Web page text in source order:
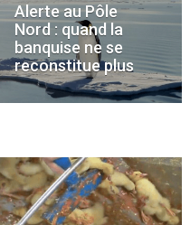
Alerte au Pôle
Nord : quand la
banquise ne se
reconstitue plus